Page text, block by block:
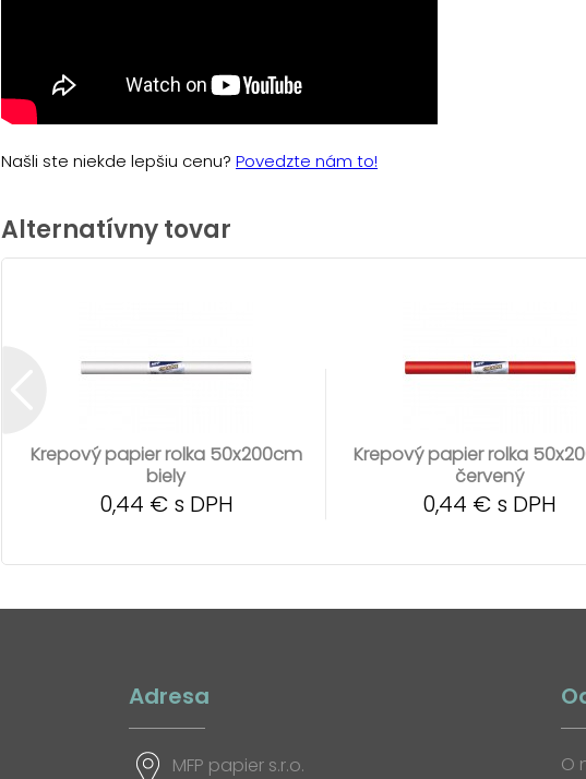
Našli ste niekde lepšiu cenu? Povedzte nám to!
Alternatívny tovar
Krepový papier rolka 50x200cm
biely
0,44 € s DPH
Krepový papier rolka
červený
0,44 € s DPH
Adresa
MFP papier s.r.o.
O